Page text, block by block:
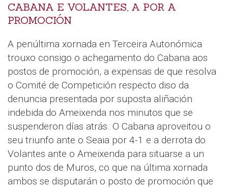
CABANA E VOLANTES, A POR A
PROMOCIÓN
A penúltima xornada en Terceira Autonómica
trouxo consigo o achegamento do Cabana aos
postos de promoción, a expensas de que resolva
o Comité de Competición respecto diso da
denuncia presentada por suposta aliñación
indebida do Ameixenda nos minutos que se
suspenderon días atrás. O Cabana aproveitou o
seu triunfo ante o Seaia por 4-1 e a derrota do
Volantes ante o Ameixenda para situarse a un
punto dos de Muros, co que na última xornada
ambos se disputarán o posto de promoción que